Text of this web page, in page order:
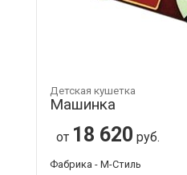
Детская кушетка
Машинка
от 18 620 руб.
Фабрика - М-Стиль